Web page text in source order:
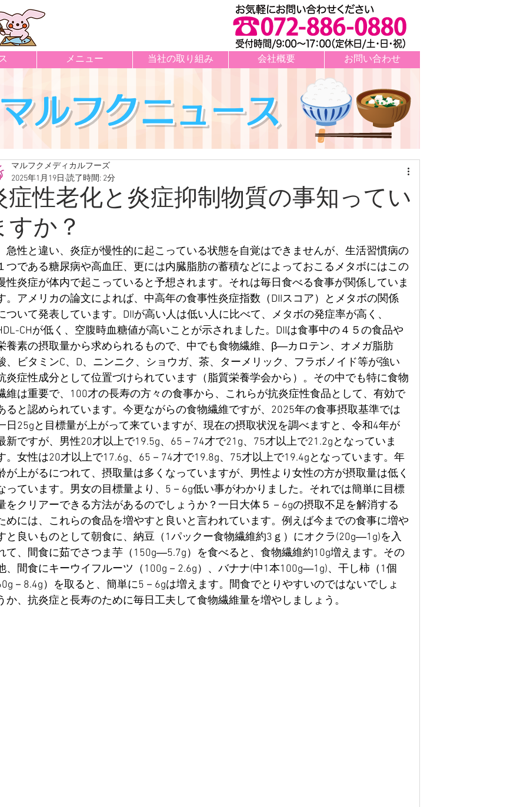
メニュー 当社の取り組み 会社概要 お問い合わせ
症性老化と炎症抑制物質の事知ってい
すか？
マルフクメディカルフーズ
2025年1月19日 読了時間: 2分
性と違い、炎症が慢性的に起こっている状態を自覚はできませんが、生活習慣病の
つである糖尿病や高血圧、更には内臓脂肪の蓄積などによっておこるメタボにはこの
性炎症が体内で起こっていると予想されます。それは毎日食べる食事が関係していま
。アメリカの論文によれば、中高年の食事性炎症指数（DIIスコア）とメタボの関係
ついて発表しています。DIIが高い人は低い人に比べて、メタボの発症率が高く、
CHが低く、空腹時血糖値が高いことが示されました。DIIは食事中の４５の食品や
養素の摂取量から求められるもので、中でも食物繊維、β―カロテン、オメガ脂肪
、ビタミンC、D、ニンニク、ショウガ、茶、ターメリック、フラボノイド等が強い
炎症性成分として位置づけられています（脂質栄養学会から）。その中でも特に食物
維は重要で、100才の長寿の方々の食事から、これらが抗炎症性食品として、有効で
ると認められています。今更ながらの食物繊維ですが、2025年の食事摂取基準では
日25gと目標量が上がって来ていますが、現在の摂取状況を調べますと、令和4年が
新ですが、男性20才以上で19.5g、65－74才で21g、75才以上で21.2gとなっていま
。女性は20才以上で17.6g、65－74才で19.8g、75才以上で19.4gとなっています。年
が上がるにつれて、摂取量は多くなっていますが、男性より女性の方が摂取量は低く
っています。男女の目標量より、5－6g低い事がわかりました。それでは簡単に目標
をクリアーできる方法があるのでしょうか？一日大体５－6gの摂取不足を解消する
めには、これらの食品を増やすと良いと言われています。例えば今までの食事に増や
と良いものとして朝食に、納豆（1パックー食物繊維約3ｇ）にオクラ(20g―1g)を入
て、間食に茹でさつま芋（150g―5.7g）を食べると、食物繊維約10g増えます。その
、間食にキーウイフルーツ（100g－2.6g）、バナナ(中1本100g―1g)、干し柿（1個
－8.4g）を取ると、簡単に5－6gは増えます。間食でとりやすいのではないでしょ
か、抗炎症と長寿のために毎日工夫して食物繊維量を増やしましょう。
ルフクニュース
記事